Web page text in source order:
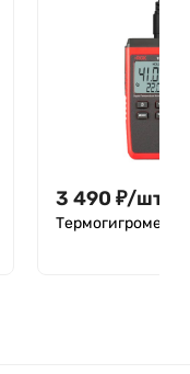
3 490 ₽/шт.
Термогигрометр